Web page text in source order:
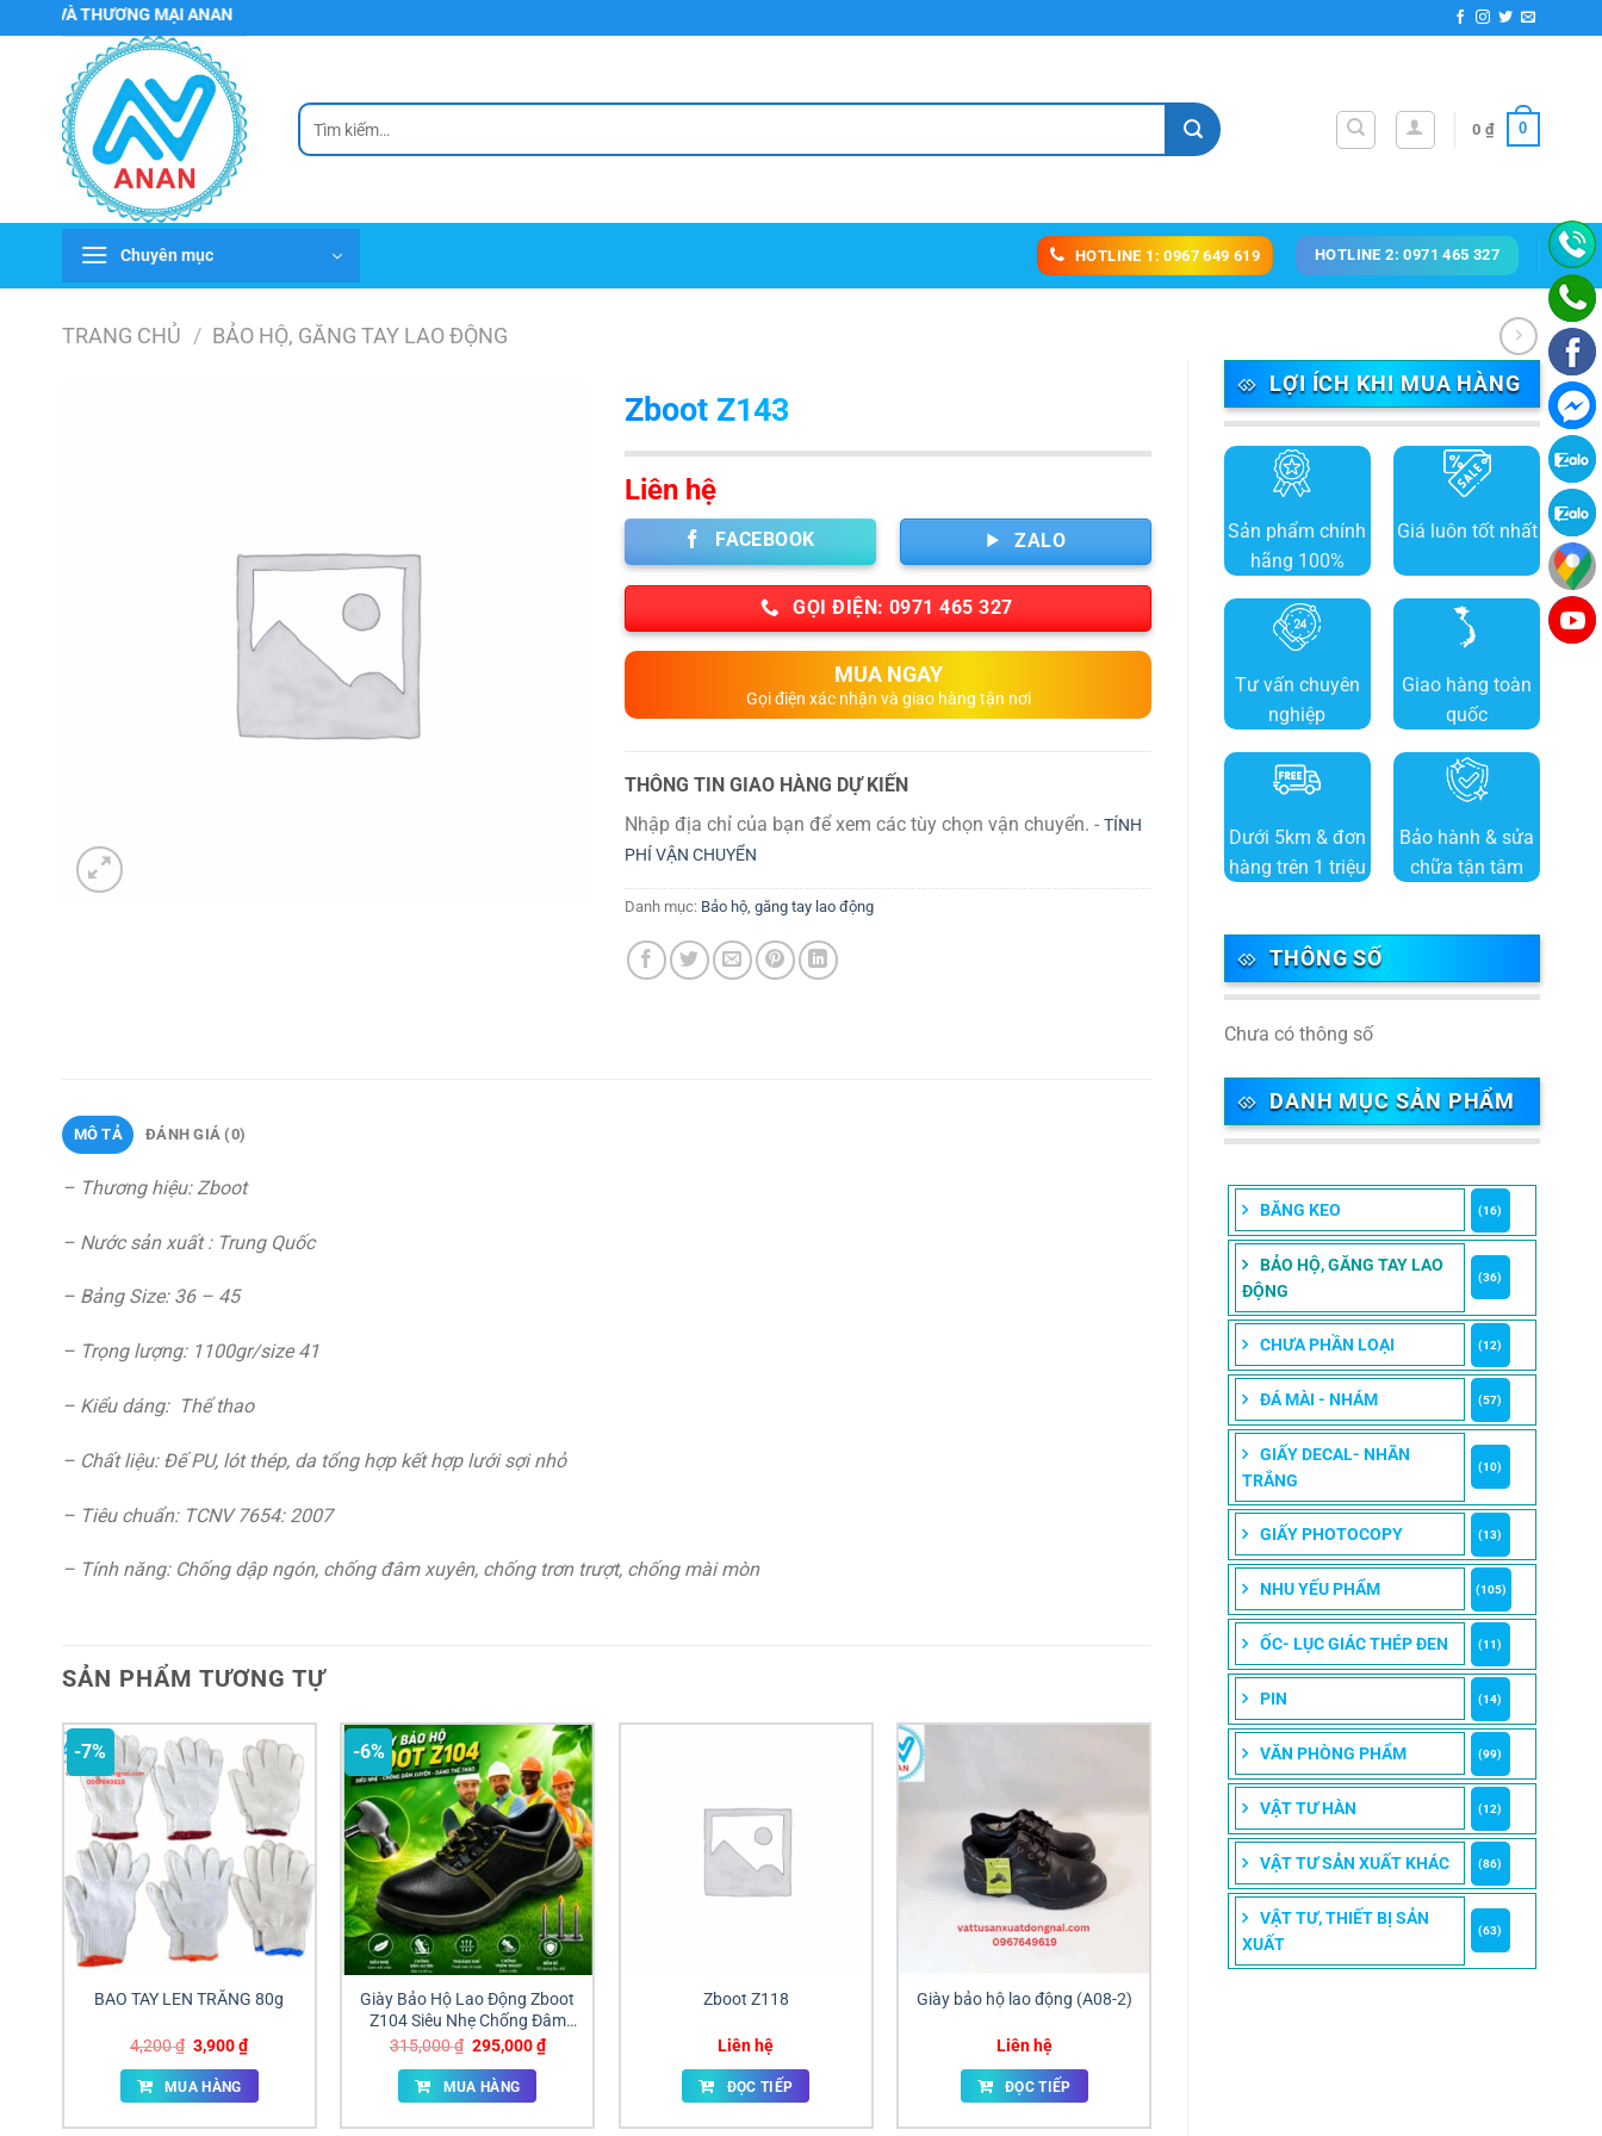
đến
THƯƠNG MẠI ANAN
Tìm
kiếm:
0 ₫ 0
Chuyên mục HOTLINE 1: 0967 649 619 HOTLINE 2: 0971 465 327
TRANG CHỦ / BẢO HỘ, GĂNG TAY LAO ĐỘNG
LỢI ÍCH KHI MUA HÀNG
Sản phẩm chính
hãng 100%
Giá luôn tốt nhất
Tư vấn chuyên
nghiệp
Giao hàng toàn
quốc
Dưới 5km & đơn
hàng trên 1 triệu
Bảo hành & sửa
chữa tận tâm
THÔNG SỐ
Chưa có thông số
DANH MỤC SẢN PHẨM
BĂNG KEO (16)
BẢO HỘ, GĂNG TAY LAO
ĐỘNG
(36)
CHƯA PHẦN LOẠI (12)
ĐÁ MÀI - NHÁM (57)
GIẤY DECAL- NHÃN
TRẮNG
(10)
GIẤY PHOTOCOPY (13)
NHU YẾU PHẨM (105)
ỐC- LỤC GIÁC THÉP ĐEN (11)
PIN (14)
VĂN PHÒNG PHẨM (99)
VẬT TƯ HÀN (12)
VẬT TƯ SẢN XUẤT KHÁC (86)
VẬT TƯ, THIẾT BỊ SẢN
XUẤT
(63)
Zboot Z143
Liên hệ
FACEBOOK ZALO
GỌI ĐIỆN: 0971 465 327
MUA NGAY
Gọi điện xác nhận và giao hàng tận nơi
THÔNG TIN GIAO HÀNG DỰ KIẾN
Nhập địa chỉ của bạn để xem các tùy chọn vận chuyển. - TÍNH
PHÍ VẬN CHUYỂN
Danh mục: Bảo hộ, găng tay lao động
MÔ TẢ ĐÁNH GIÁ (0)
– Thương hiệu: Zboot
– Nước sản xuất : Trung Quốc
– Bảng Size: 36 – 45
– Trọng lượng: 1100gr/size 41
– Kiểu dáng: Thể thao
– Chất liệu: Đế PU, lót thép, da tổng hợp kết hợp lưới sợi nhỏ
– Tiêu chuẩn: TCNV 7654: 2007
– Tính năng: Chống dập ngón, chống đâm xuyên, chống trơn trượt, chống mài mòn
SẢN PHẨM TƯƠNG TỰ
-7%
BAO TAY LEN TRẮNG 80g
4,200₫ Giá
là:
4,200 ₫.
3,900₫Giá
hiện
tại
là:
MUA HÀNG
-6%
Giày Bảo Hộ Lao Động Zboot
Z104 Siêu Nhẹ Chống Đâm
Xuyên Giá Sỉ Đồng Nai
315,000₫ Giá
là:
315,000 ₫.
295,000₫Giá
hiện
MUA HÀNG
Zboot Z118
Liên hệ
ĐỌC TIẾP
Giày bảo hộ lao động (A08-2)
Liên hệ
ĐỌC TIẾP